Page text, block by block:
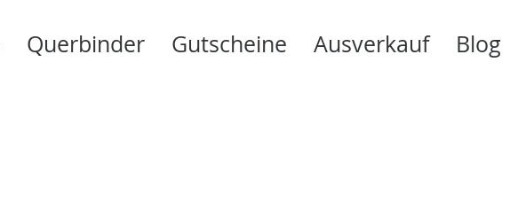
Querbinder Gutscheine Ausverkauf Blog